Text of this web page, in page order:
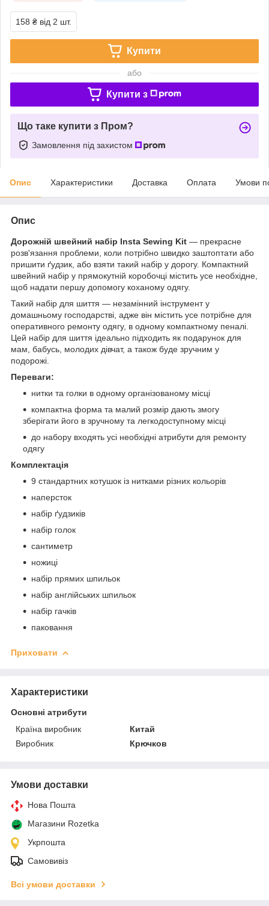
158 ₴ від 2 шт.
Купити
або
Купити з
Що таке купити з Пром?
Замовлення під захистом
Опис Характеристики Доставка Оплата Умови
Опис
Дорожній швейний набір Insta Sewing Kit — прекрасне
розв'язання проблеми, коли потрібно швидко заштоптати або
пришити ґудзик, або взяти такий набір у дорогу. Компактний
швейний набір у прямокутній коробочці містить усе необхідне,
щоб надати першу допомогу коханому одягу.
Такий набір для шиття — незамінний інструмент у
домашньому господарстві, адже він містить усе потрібне для
оперативного ремонту одягу, в одному компактному пеналі.
Цей набір для шиття ідеально підходить як подарунок для
мам, бабусь, молодих дівчат, а також буде зручним у
подорожі.
Переваги:
нитки та голки в одному організованому місці
компактна форма та малий розмір дають змогу
зберігати його в зручному та легкодоступному місці
до набору входять усі необхідні атрибути для ремонту
одягу
Комплектація
9 стандартних котушок із нитками різних кольорів
наперсток
набір ґудзиків
набір голок
сантиметр
ножиці
набір прямих шпильок
набір англійських шпильок
набір гачків
паковання
Приховати
Характеристики
Основні атрибути
Країна виробник
Китай
Виробник
Крючков
Умови доставки
Нова Пошта
Магазини Rozetka
Укрпошта
Самовивіз
Всі умови доставки